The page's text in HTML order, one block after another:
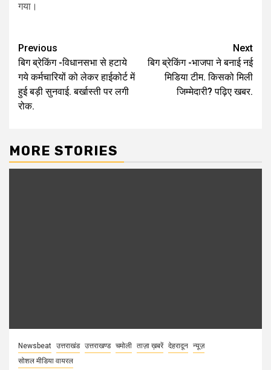
गया।
Post
navigation
Previous
बिग ब्रेकिंग -विधानसभा से हटाये
गये कर्मचारियों को लेकर हाईकोर्ट में
हुई बड़ी सुनवाई. बर्खास्ती पर लगी
रोक.
Next
बिग ब्रेकिंग -भाजपा ने बनाई नई
मिडिया टीम. किसको मिली
जिम्मेदारी? पढ़िए खबर.
MORE STORIES
Newsbeat उत्तराखंड उत्तराखण्ड चमोली ताज़ा ख़बरें देहरादून न्यूज़
सोशल मीडिया वायरल